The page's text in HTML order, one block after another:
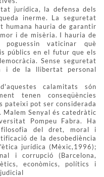
jurídica, la defensa dels
inerme. La seguretat
humana hauria de garantir
i de misèria. I hauria de
vaticinar què
públics en el futur que els
Sense seguretat
i de la llibertat personal
calamitats són
tenen conseqüències
pateixi pot ser considerada
Senyal és catedràtic
Pompeu Fabra. Ha
filosofia del dret, moral i
de la desobediència
jurídica (Mèxic,1996);
i corrupció (Barcelona,
econòmics, polítics i